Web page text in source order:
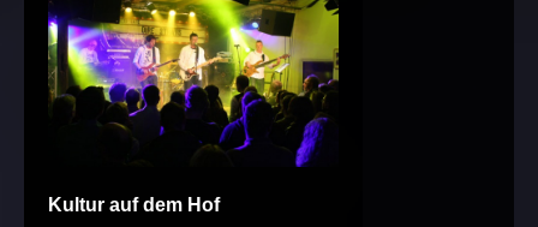
Kultur auf dem Hof